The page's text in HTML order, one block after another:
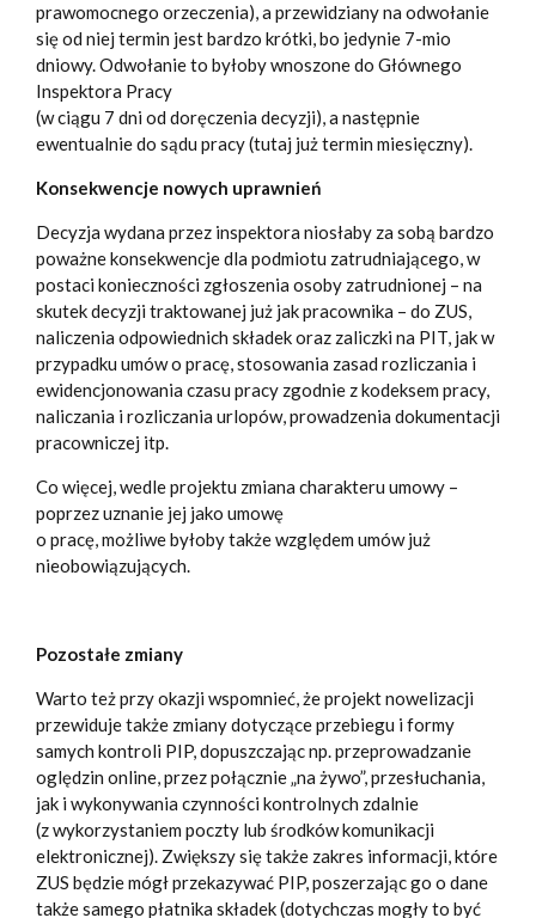
prawomocnego orzeczenia), a przewidziany na odwołanie
się od niej termin jest bardzo krótki, bo jedynie 7-mio
dniowy. Odwołanie to byłoby wnoszone do Głównego
Inspektora Pracy
(w ciągu 7 dni od doręczenia decyzji), a następnie
ewentualnie do sądu pracy (tutaj już termin miesięczny).
Konsekwencje nowych uprawnień
Decyzja wydana przez inspektora niosłaby za sobą bardzo
poważne konsekwencje dla podmiotu zatrudniającego, w
postaci konieczności zgłoszenia osoby zatrudnionej – na
skutek decyzji traktowanej już jak pracownika – do ZUS,
naliczenia odpowiednich składek oraz zaliczki na PIT, jak w
przypadku umów o pracę, stosowania zasad rozliczania i
ewidencjonowania czasu pracy zgodnie z kodeksem pracy,
naliczania i rozliczania urlopów, prowadzenia dokumentacji
pracowniczej itp.
Co więcej, wedle projektu zmiana charakteru umowy –
poprzez uznanie jej jako umowę
o pracę, możliwe byłoby także względem umów już
nieobowiązujących.
Pozostałe zmiany
Warto też przy okazji wspomnieć, że projekt nowelizacji
przewiduje także zmiany dotyczące przebiegu i formy
samych kontroli PIP, dopuszczając np. przeprowadzanie
oględzin online, przez połącznie „na żywo”, przesłuchania,
jak i wykonywania czynności kontrolnych zdalnie
(z wykorzystaniem poczty lub środków komunikacji
elektronicznej). Zwiększy się także zakres informacji, które
ZUS będzie mógł przekazywać PIP, poszerzając go o dane
także samego płatnika składek (dotychczas mogły to być